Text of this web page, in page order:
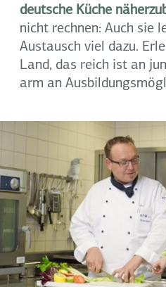
deutsche Küche
nicht rechnen: Auch sie
Austausch viel dazu.
Land, das reich ist an
arm an